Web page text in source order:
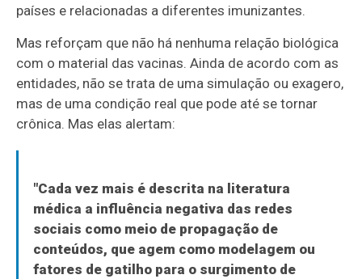
países e relacionadas a diferentes imunizantes.
Mas reforçam que não há nenhuma relação biológica
com o material das vacinas. Ainda de acordo com as
entidades, não se trata de uma simulação ou exagero,
mas de uma condição real que pode até se tornar
crônica. Mas elas alertam:
"Cada vez mais é descrita na literatura
médica a influência negativa das redes
sociais como meio de propagação de
conteúdos, que agem como modelagem ou
fatores de gatilho para o surgimento de